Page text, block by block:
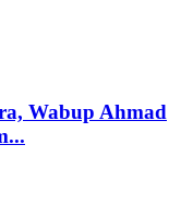
Wabup Ahmad